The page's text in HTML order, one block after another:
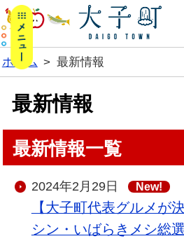
メニューボタン
ホーム > 最新情報
最新情報
最新情報一覧
2024年2月29日 New!
【大子町代表グルメが
シン・いばらきメシ総